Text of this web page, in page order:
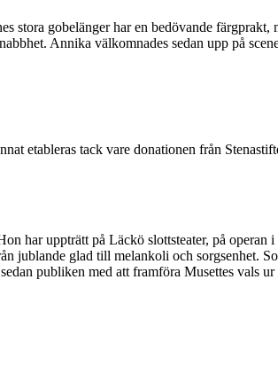
stora gobelänger har en bedövande
Annika välkomnades sedan upp på
etableras tack vare donationen från
har uppträtt på Läckö slottsteater, på
jublande glad till melankoli och sorgsenhet.
publiken med att framföra Musettes vals